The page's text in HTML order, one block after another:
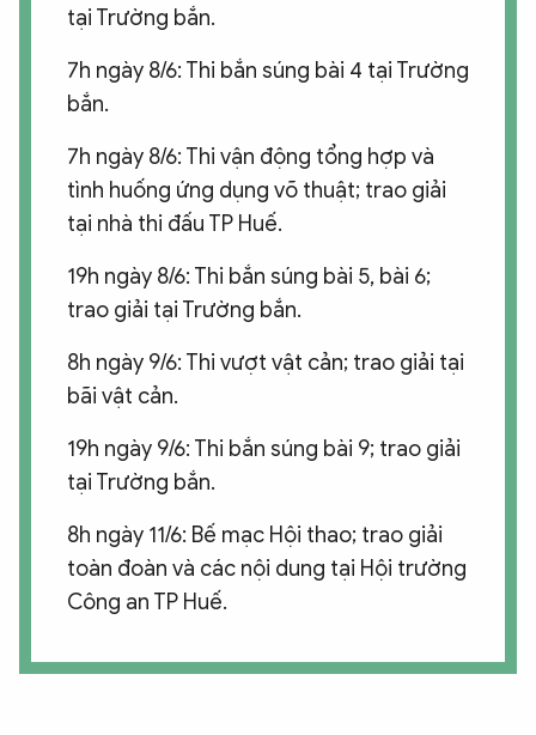
tại Trường bắn.
7h ngày 8/6: Thi bắn súng bài 4 tại Trường
bắn.
7h ngày 8/6: Thi vận động tổng hợp và
tình huống ứng dụng võ thuật; trao giải
tại nhà thi đấu TP Huế.
19h ngày 8/6: Thi bắn súng bài 5, bài 6;
trao giải tại Trường bắn.
8h ngày 9/6: Thi vượt vật cản; trao giải tại
bãi vật cản.
19h ngày 9/6: Thi bắn súng bài 9; trao giải
tại Trường bắn.
8h ngày 11/6: Bế mạc Hội thao; trao giải
toàn đoàn và các nội dung tại Hội trường
Công an TP Huế.